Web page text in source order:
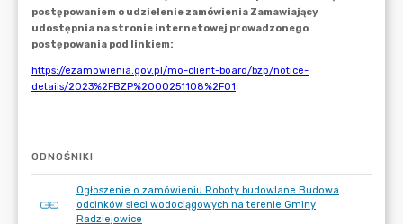
ODNOŚNIKI
Ogłoszenie o zamówieniu Roboty budowlane Budowa
odcinków sieci wodociągowych na terenie Gminy
Radziejowice